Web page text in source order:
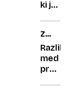
ki je
pevcu
OB
18H
Razlika
med